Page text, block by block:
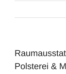
Polsterei &